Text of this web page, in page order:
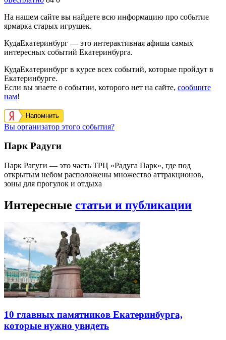
На нашем сайте вы найдете всю информацию про событие
ярмарка старых игрушек.
КудаЕкатеринбург — это интерактивная афиша самых
интересных событий Екатеринбурга.
КудаЕкатеринбург в курсе всех событий, которые пройдут в
Екатеринбурге.
Если вы знаете о событии, которого нет на сайте, сообщите
нам!
Напомнить
Вы организатор этого события?
Парк Радуги
Парк Рагуги — это часть ТРЦ «Радуга Парк», где под
открытым небом расположены множество аттракционов,
зоны для прогулок и отдыха
Интересные статьи и публикации
10 главных памятников Екатеринбурга,
которые нужно увидеть